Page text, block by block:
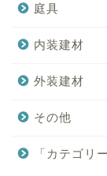
庭具
内装建材
外装建材
その他
「カテゴリ